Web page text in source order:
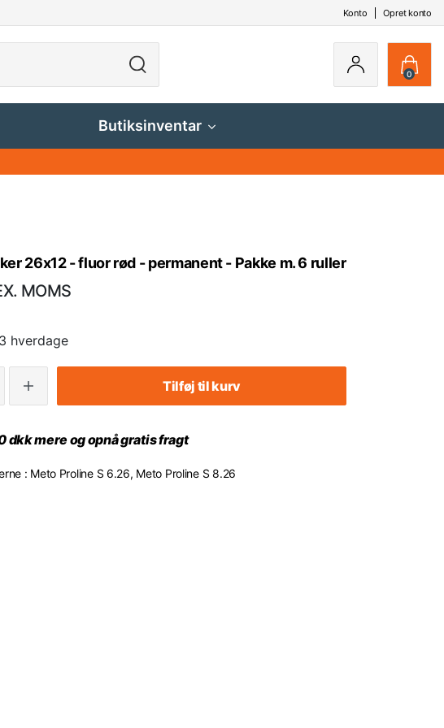
Konto Opret konto
0
Butiksinventar
26x12 - fluor rød - permanent - Pakke m. 6 ruller
MOMS
hverdage
Tilføj til kurv
dkk mere og opnå gratis fragt
: Meto Proline S 6.26, Meto Proline S 8.26